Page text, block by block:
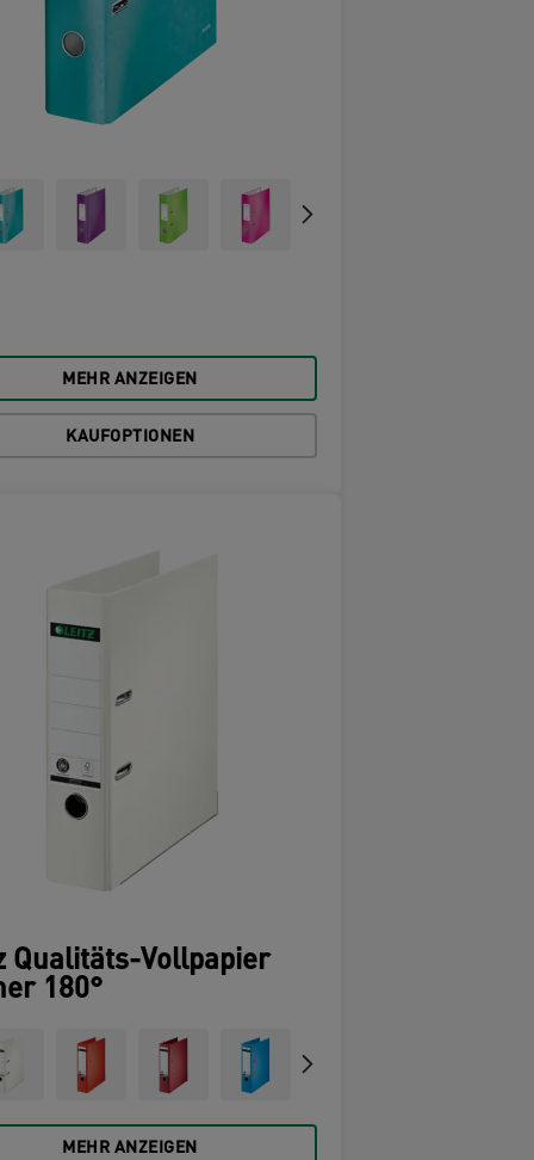
MEHR ANZEIGEN
KAUFOPTIONEN
Qualitäts-Vollpapier
180°
MEHR ANZEIGEN